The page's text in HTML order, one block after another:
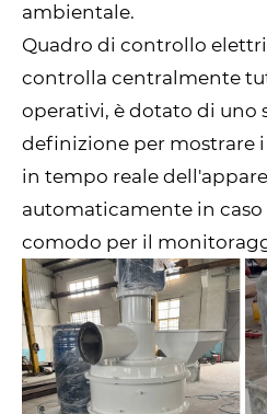
ambientale.
Quadro di controllo
controlla centralmente
operativi, è dotato di uno
definizione per mostrare
in ​​tempo reale
automaticamente in caso
comodo per il